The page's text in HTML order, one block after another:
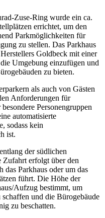
Zuse-Ring wurde ein ca.
errichtet, um den
Parkmöglichkeiten für
zu stellen. Das Parkhaus
Goldbeck mit einer
Umgebung einzufügen und
zu bieten.
als auch von Gästen
Anforderungen für
Personengruppen
automatisierte
sodass kein
ist.
der südlichen
erfolgt über den
Parkhaus oder um das
führt. Die Höhe der
Aufzug bestimmt, um
und die Bürogebäude
zu beschatten.